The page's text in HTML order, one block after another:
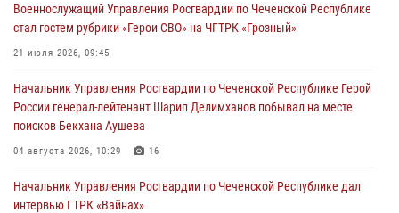
21 июля 2026, 09:45
В ДНР росгвардейцы уничтожили около 80 вражеских
19 июля 2026, 13:50
В Грозном Росгвардия обеспечила безопасность конно-спортивных
соревнований
Военнослужащий Управления Росгвардии по Чеченской Республике
стал гостем рубрики «Герои СВО» на ЧГТРК «Грозный»
21 июля 2026, 09:45
Начальник Управления Росгвардии по Чеченской Республике Герой
России генерал-лейтенант Шарип Делимханов побывал на месте
поисков Бекхана Аушева
04 августа 2026, 10:29 16
Начальник Управления Росгвардии по Чеченской Республике дал
интервью ГТРК «Вайнах»